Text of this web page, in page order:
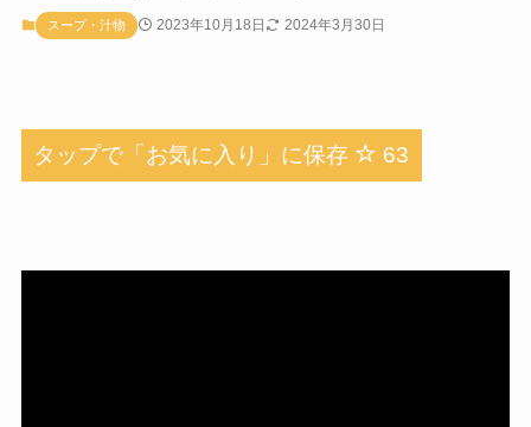
スープ・汁物 2023年10月18日 2024年3月30日
タップで「お気に入り」に保存 63